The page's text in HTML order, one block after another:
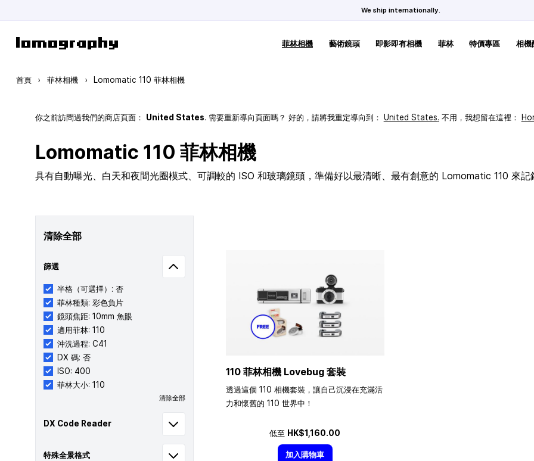
We ship internationally.
菲林相機 藝術鏡頭 即影即有相機 菲林 特價專區 相機
首頁 › 菲林相機 › Lomomatic 110 菲林相機
你之前訪問過我們的商店頁面： United States. 需要重新導向頁面嗎？ 好的，請將我重定導向到： United States. 不用，我想留在這裡：
Lomomatic 110 菲林相機
具有自動曝光、白天和夜間光圈模式、可調較的 ISO 和玻璃鏡頭，準備好以最清晰、最有創意的 Lomomatic 110 來記
清除全部
篩選
半格（可選擇）: 否
菲林種類: 彩色負片
鏡頭焦距: 10mm 魚眼
適用菲林: 110
沖洗過程: C41
DX 碼: 否
ISO: 400
菲林大小: 110
清除全部
DX Code Reader
特殊全景格式
110 菲林相機 Lovebug 套裝
透過這個 110 相機套裝，讓自己沉浸在充滿活
力和懷舊的 110 世界中！
低至 HK$1,160.00
加入購物車